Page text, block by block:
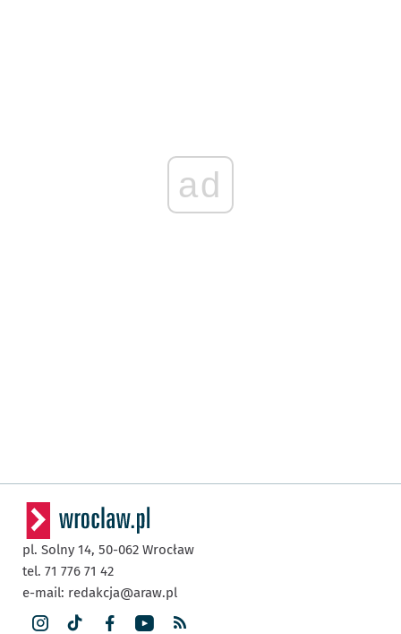
ad
pl. Solny 14, 50-062 Wrocław
tel. 71 776 71 42
e-mail: redakcja@araw.pl